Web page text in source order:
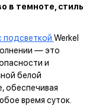
в темноте, стиль
подсветкой Werkel
— это
и
белой
обеспечивая
время суток.